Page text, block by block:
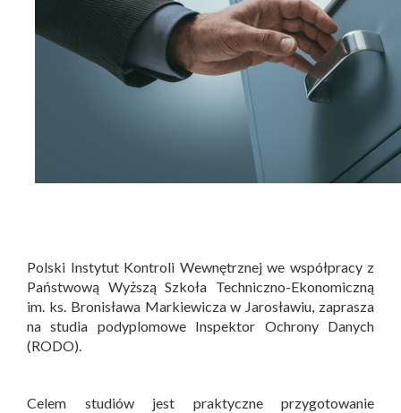
Polski Instytut Kontroli Wewnętrznej we współpracy z
Państwową Wyższą Szkoła Techniczno-Ekonomiczną
im. ks. Bronisława Markiewicza w Jarosławiu, zaprasza
na studia podyplomowe Inspektor Ochrony Danych
(RODO).
Celem studiów jest praktyczne przygotowanie